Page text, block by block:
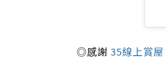
◎感謝 35線上賞屋